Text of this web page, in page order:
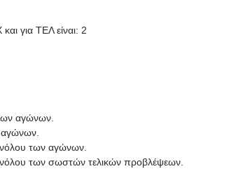
για ΤΕΛ είναι: 2
αγώνων.
των αγώνων.
των σωστών τελικών προβλέψεων.